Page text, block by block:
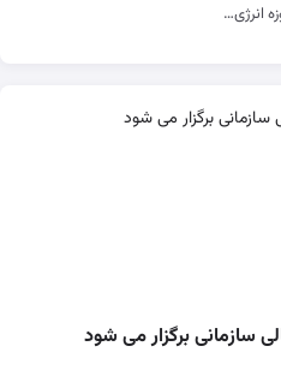
انرژی…
سازمانی برگزار می شود